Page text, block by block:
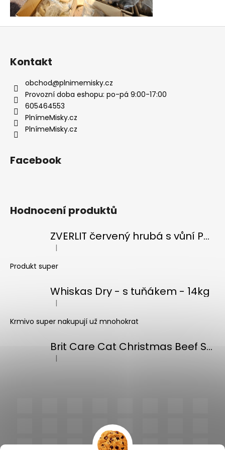
Kontakt
obchod@plnimemisky.cz
Provozní doba eshopu: po-pá 9:00-17:00
605464553
PlnímeMisky.cz
PlnímeMisky.cz
Facebook
Hodnocení produktů
ZVERLIT červený hrubá s vůní Podestýlka kočka 10kg
Hodnocení produktu je 5 z 5 hvězdiček.
|
Produkt super
Whiskas Dry - s tuňákem - 14kg
Hodnocení produktu je 5 z 5 hvězdiček.
|
Krmivo super nakupují už mnohokrat
Brit Care Cat Christmas Beef Soup 75g
Hodnocení produktu je 5 z 5 hvězdiček.
|